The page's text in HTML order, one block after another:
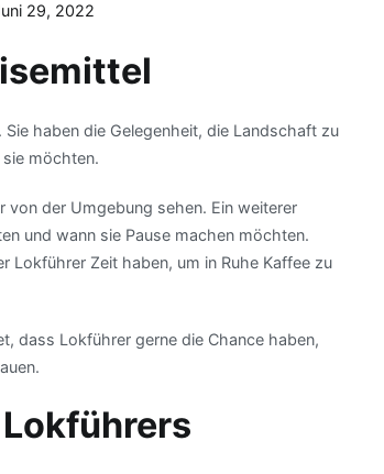
29, 2022
haben die Gelegenheit, die Landschaft zu
möchten.
von der Umgebung sehen. Ein weiterer
und wann sie Pause machen möchten.
Lokführer Zeit haben, um in Ruhe Kaffee zu
dass Lokführer gerne die Chance haben,